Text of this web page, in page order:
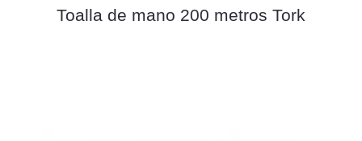
Toalla de mano 200 metros Tork